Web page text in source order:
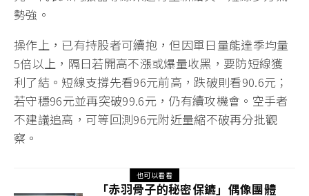
勢強。
操作上，已有持股者可續抱，但因單日量能達季均量
5倍以上，隔日若開高不漲或爆量收黑，要防短線獲
利了結。短線支撐先看96元前高，跌破則看90.6元；
若守穩96元並再突破99.6元，仍有續攻機會。空手者
不建議追高，可等回測96元附近量縮不破再分批觀
察。
也可以看看
「赤羽骨子的秘密保鑣」偶像團體